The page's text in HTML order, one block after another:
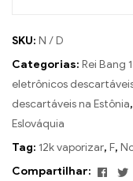
SKU: N / D
Categorias: Rei Bang
eletrônicos
descartáveis ​​na Estônia,
Eslováquia
Tag: 12k vaporizar, F,
Compartilhar: